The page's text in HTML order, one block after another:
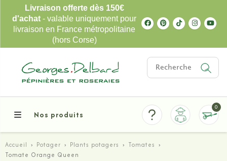
Livraison offerte dès 150€
d'achat - valable uniquement pour
livraison en France métropolitaine
(hors Corse)
Nos produits
0
Accueil › Potager › Plants potagers › Tomates ›
Tomate Orange Queen